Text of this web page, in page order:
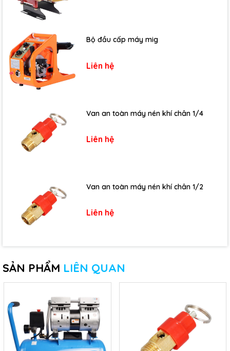
Bộ đầu cấp máy mig
Liên hệ
Van an toàn máy nén khí chân 1/4
Liên hệ
Van an toàn máy nén khí chân 1/2
Liên hệ
SẢN PHẨM LIÊN QUAN